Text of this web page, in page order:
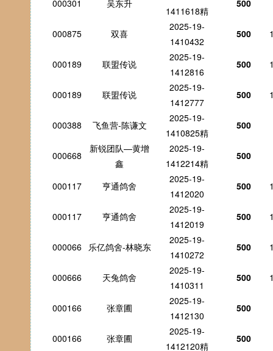
000301 吴东升
1411618精
500
000875 双喜
2025-19-
1410432
500
000189 联盟传说
2025-19-
1412816
500
000189 联盟传说
2025-19-
1412777
500
000388 飞鱼营-陈谦文
2025-19-
1410825精
500
000668
新锐团队—黄增
鑫
2025-19-
1412214精
500
000117 亨通鸽舍
2025-19-
1412020
500
000117 亨通鸽舍
2025-19-
1412019
500
000066 乐亿鸽舍-林晓东
2025-19-
1410272
500
000666 天兔鸽舍
2025-19-
1410311
500
000166 张章圃
2025-19-
1412130
500
000166 张章圃
2025-19-
1412120精
500